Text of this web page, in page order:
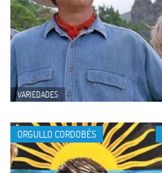
VARIEDADES
ORGULLO CORDOBÉS